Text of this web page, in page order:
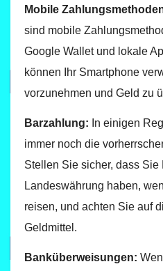
Mobile
sind mobile
Google Wallet und lokale
können Ihr Smartphone
vorzunehmen und Geld zu
Barzahlung: In einigen
immer noch die
Stellen Sie sicher, dass Sie
Landeswährung haben,
reisen, und achten Sie auf
Geldmittel.
Banküberweisungen: